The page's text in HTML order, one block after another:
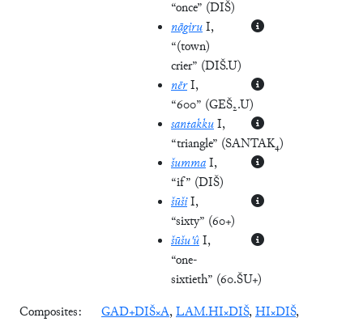
“once” (DIŠ)
nāgiruI,
“(town)
crier” (DIŠ.U)
nērI,
“600” (GEŠ₂.U)
santakkuI,
“triangle” (SANTAK₄)
šummaI,
“if” (DIŠ)
šūšiI,
“sixty” (60+)
šūšu'ûI,
“one-
sixtieth” (60.ŠU+)
Composites:
GAD+DIŠ×A,LAM.HI×DIŠ,HI×DIŠ,